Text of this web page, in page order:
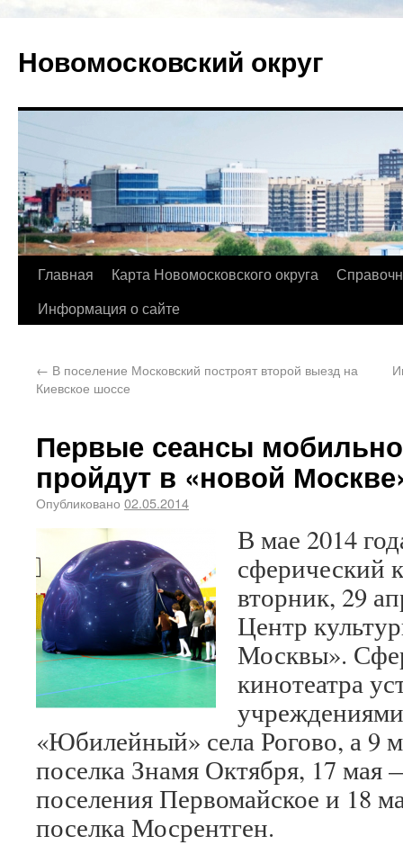
Новомосковский округ
Главная Карта Новомосковского округа
Информация о сайте
← В поселение Московский построят второй выезд на
Киевское шоссе
Первые сеансы
пройдут в «новой
Опубликовано 02.05.2014
В мае 2014
сферический
вторник, 29
Центр
Москвы».
кинотеатра
«Юбилейный» села Рогово, а 9
поселка Знамя Октября, 17
поселения Первомайское и 18
поселка Мосрентген.